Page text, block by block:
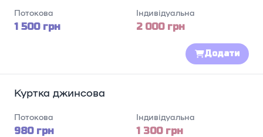
Потокова
1 500 грн
Індивідуальна
2 000 грн
Додати
Куртка джинсова
Потокова
980 грн
Індивідуальна
1 300 грн